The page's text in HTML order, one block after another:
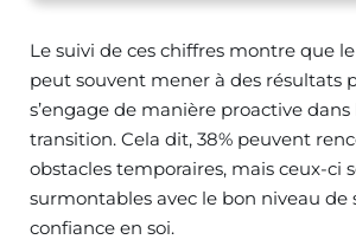
Le suivi de ces chiffres montre que
peut souvent mener à des résultats
s’engage de manière proactive dans
transition. Cela dit, 38% peuvent
obstacles temporaires, mais ceux-ci
surmontables avec le bon niveau de
confiance en soi.